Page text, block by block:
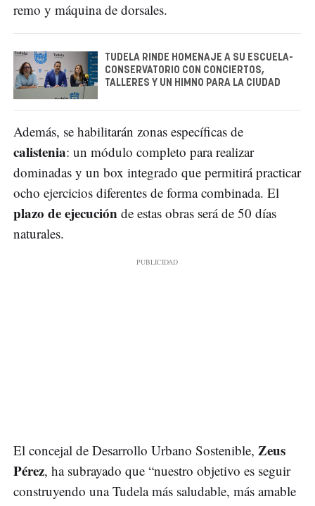
remo y máquina de dorsales.
TUDELA RINDE HOMENAJE A SU ESCUELA-
CONSERVATORIO CON CONCIERTOS,
TALLERES Y UN HIMNO PARA LA CIUDAD
Además, se habilitarán zonas específicas de
calistenia: un módulo completo para realizar
dominadas y un box integrado que permitirá practicar
ocho ejercicios diferentes de forma combinada. El
plazo de ejecución de estas obras será de 50 días
naturales.
El concejal de Desarrollo Urbano Sostenible, Zeus
Pérez, ha subrayado que “nuestro objetivo es seguir
construyendo una Tudela más saludable, más amable